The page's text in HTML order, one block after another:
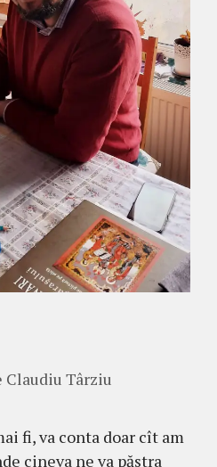
Claudiu Târziu
fi, va conta doar cît am
cineva ne va păstra